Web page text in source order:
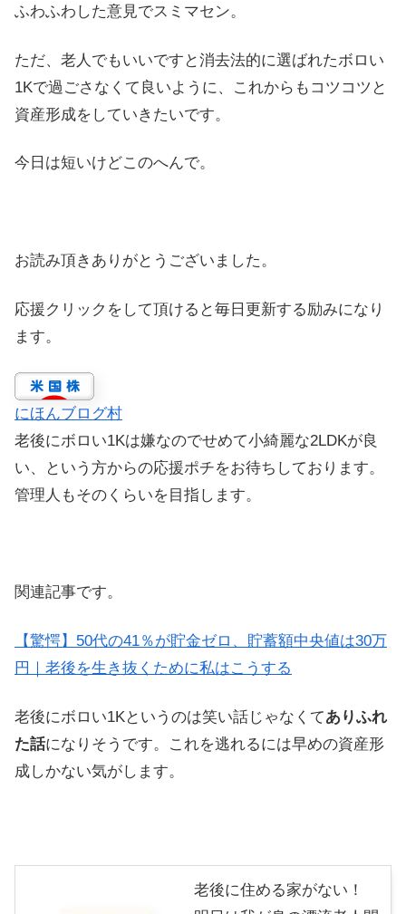
ふわふわした意見でスミマセン。
ただ、老人でもいいですと消去法的に選ばれたボロい
1Kで過ごさなくて良いように、これからもコツコツと
資産形成をしていきたいです。
今日は短いけどこのへんで。
お読み頂きありがとうございました。
応援クリックをして頂けると毎日更新する励みになり
ます。
にほんブログ村
老後にボロい1Kは嫌なのでせめて小綺麗な2LDKが良
い、という方からの応援ポチをお待ちしております。
管理人もそのくらいを目指します。
関連記事です。
【驚愕】50代の41％が貯金ゼロ、貯蓄額中央値は30万
円｜老後を生き抜くために私はこうする
老後にボロい1Kというのは笑い話じゃなくてありふれ
た話になりそうです。これを逃れるには早めの資産形
成しかない気がします。
老後に住める家がない！